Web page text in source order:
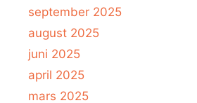
september 2025
august 2025
juni 2025
april 2025
mars 2025